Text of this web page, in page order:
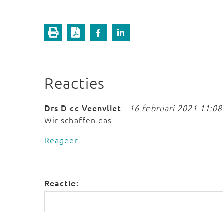
Reacties
Drs D cc Veenvliet - 16 februari 2021 11:08
Wir schaffen das
Reageer
Reactie: